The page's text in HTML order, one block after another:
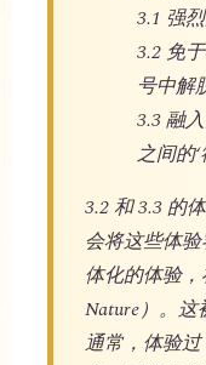
3.1 强
3.2 免
号中解
3.3 融
之间的
3.2 和 3.3 的
会将这些体
体化的体验
Nature）。这
通常，体验